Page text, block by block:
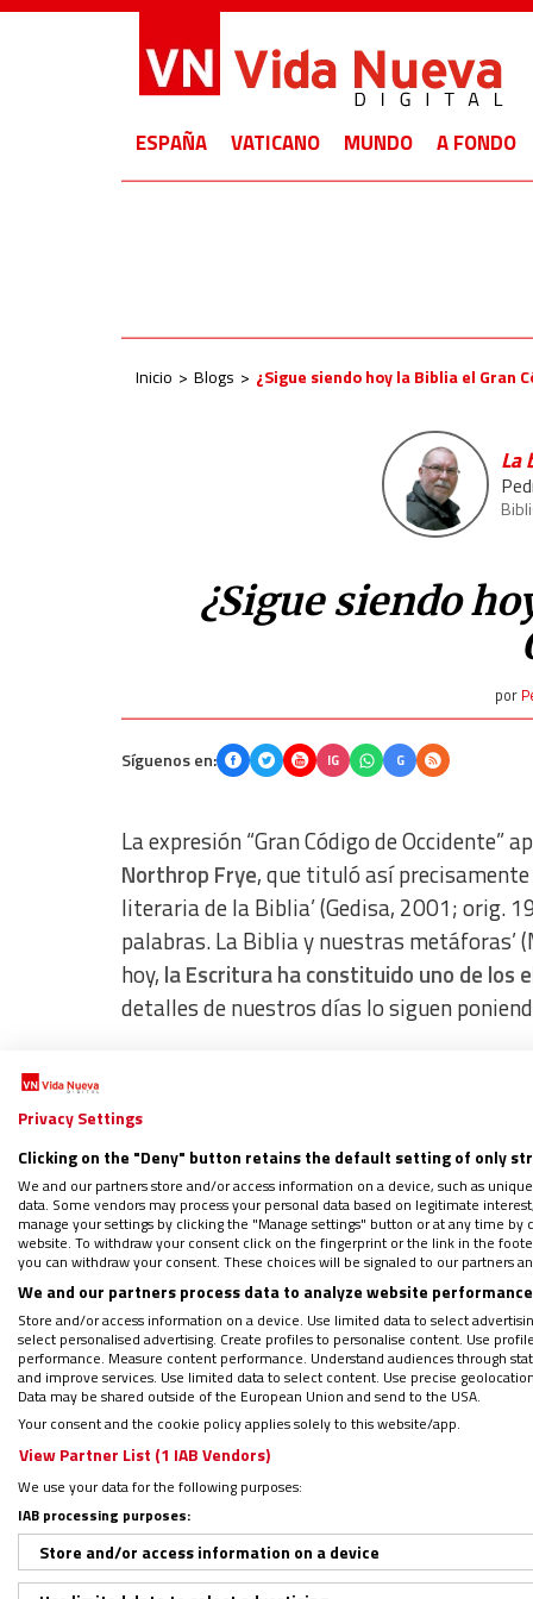
ESPAÑA VATICANO MUNDO A FONDO
Inicio Blogs ¿Sigue siendo hoy la Biblia el Gran
La
¿Sigue siendo
por
Síguenos en: IG G
La expresión “Gran Código de
Northrop Frye, que tituló así
literaria de la Biblia’ (Gedisa, 2001; orig.
palabras. La Biblia y nuestras metáforas’
hoy, la Escritura ha constituido uno de los
detalles de nuestros días lo siguen
Regístrate en el boletín gratuito y
El primero es un libro que acaba de ver la
de Santiago por amor al arte’(PPC,
visual‒ las obras de arte que van
iglesias o catedrales permite calibrar la
Agudo lo que hace es levantar acta de lo
hicieron el Camino de Santiago siguen
Privacy Settings
Clicking on the "Deny" button retains the default setting of only
We and our partners store and/or access information on a device, such as
data. Some vendors may process your personal data based on legitimate
manage your settings by clicking the "Manage settings" button or at any time
website. To withdraw your consent click on the fingerprint or the link in the
you can withdraw your consent. These choices will be signaled to our partners
We and our partners process data to analyze website
Store and/or access information on a device. Use limited data to select
select personalised advertising. Create profiles to personalise content. Use
performance. Measure content performance. Understand audiences through
and improve services. Use limited data to select content. Use precise
Data may be shared outside of the European Union and send to the USA.
Your consent and the cookie policy applies solely to this website/app.
View Partner List (1 IAB Vendors)
We use your data for the following purposes:
IAB processing purposes:
Store and/or access information on a device